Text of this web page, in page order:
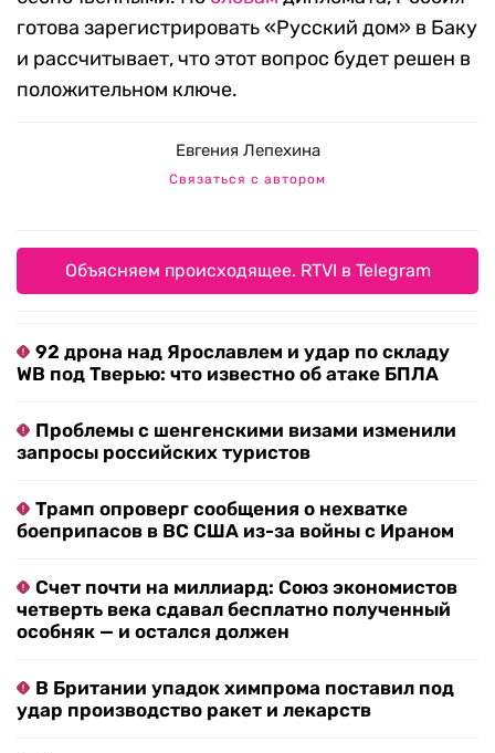
готова зарегистрировать «Русский дом» в Баку
и рассчитывает, что этот вопрос будет решен в
положительном ключе.
Евгения Лепехина
Связаться с автором
Объясняем происходящее. RTVI в Telegram
92 дрона над Ярославлем и удар по складу
WB под Тверью: что известно об атаке БПЛА
Проблемы с шенгенскими визами изменили
запросы российских туристов
Трамп опроверг сообщения о нехватке
боеприпасов в ВС США из-за войны с Ираном
Счет почти на миллиард: Союз экономистов
четверть века сдавал бесплатно полученный
особняк — и остался должен
В Британии упадок химпрома поставил под
удар производство ракет и лекарств